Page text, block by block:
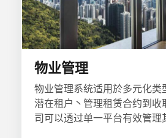
物业管理
物业管理系统适用於多元化类
潜在租户丶管理租赁合约到收
司可以透过单一平台有效管理